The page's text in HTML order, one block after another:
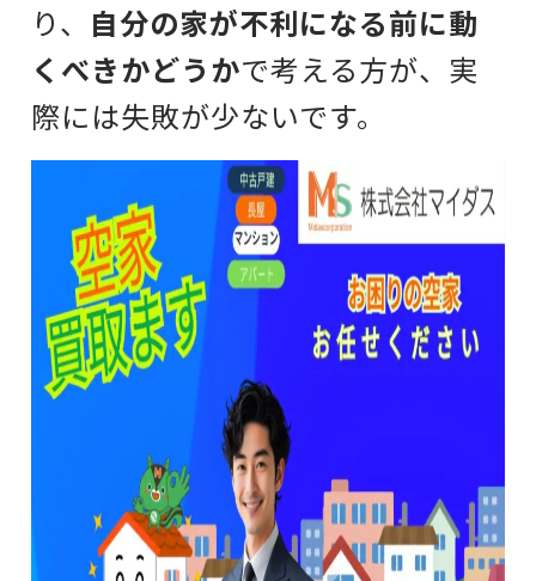
り、 自分の家が不利になる前に動
くべきかどうかで考える方が、実
際には失敗が少ないです。